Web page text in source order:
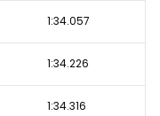
1:34.057
1:34.226
1:34.316